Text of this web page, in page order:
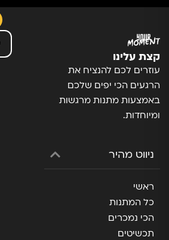
קצת עלינו
עוזרים לכם להנציח את
הרגעים הכי יפים שלכם
באמצעות מתנות מרגשות
ומיוחדות.
ניווט מהיר
ראשי
כל המתנות
הכי נמכרים
תכשיטים